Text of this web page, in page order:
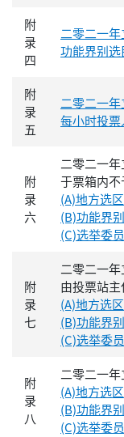
附
录
四
二零二一
功能界别
附
录
五
二零二一
每小时投
附
录
六
二零二一
于票箱内
(A)地方选区
(B)功能界别
(C)选举委
附
录
七
二零二一
由投票站
(A)地方选区
(B)功能界别
(C)选举委
附
录
八
二零二一
(A)地方选区
(B)功能界别
(C)选举委